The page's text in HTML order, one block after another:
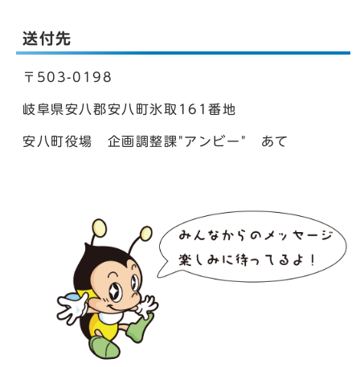
送付先
〒503-0198
岐阜県安八郡安八町氷取161番地
安八町役場 企画調整課"アンビー" あて